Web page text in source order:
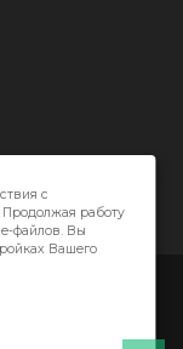
с
работу
файлов. Вы
Вашего